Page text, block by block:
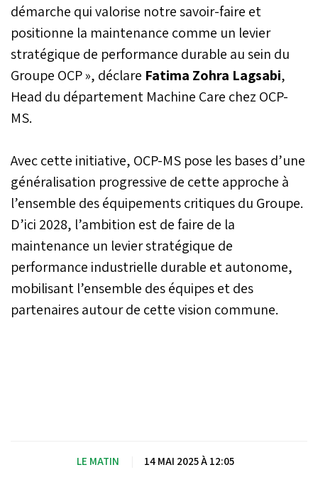
démarche qui valorise notre savoir-faire et
positionne la maintenance comme un levier
stratégique de performance durable au sein du
Groupe OCP », déclare Fatima Zohra Lagsabi,
Head du département Machine Care chez OCP-
MS.
Avec cette initiative, OCP-MS pose les bases d’une
généralisation progressive de cette approche à
l’ensemble des équipements critiques du Groupe.
D’ici 2028, l’ambition est de faire de la
maintenance un levier stratégique de
performance industrielle durable et autonome,
mobilisant l’ensemble des équipes et des
partenaires autour de cette vision commune.
LE MATIN 14 MAI 2025 À 12:05